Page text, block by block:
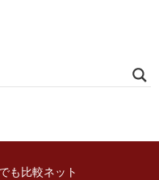
も比較ネット